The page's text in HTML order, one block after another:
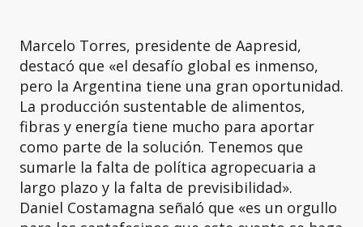
Marcelo Torres, presidente de Aapresid,
destacó que «el desafío global es inmenso,
pero la Argentina tiene una gran oportunidad.
La producción sustentable de alimentos,
fibras y energía tiene mucho para aportar
como parte de la solución. Tenemos que
sumarle la falta de política agropecuaria a
largo plazo y la falta de previsibilidad».
Daniel Costamagna señaló que «es un orgullo